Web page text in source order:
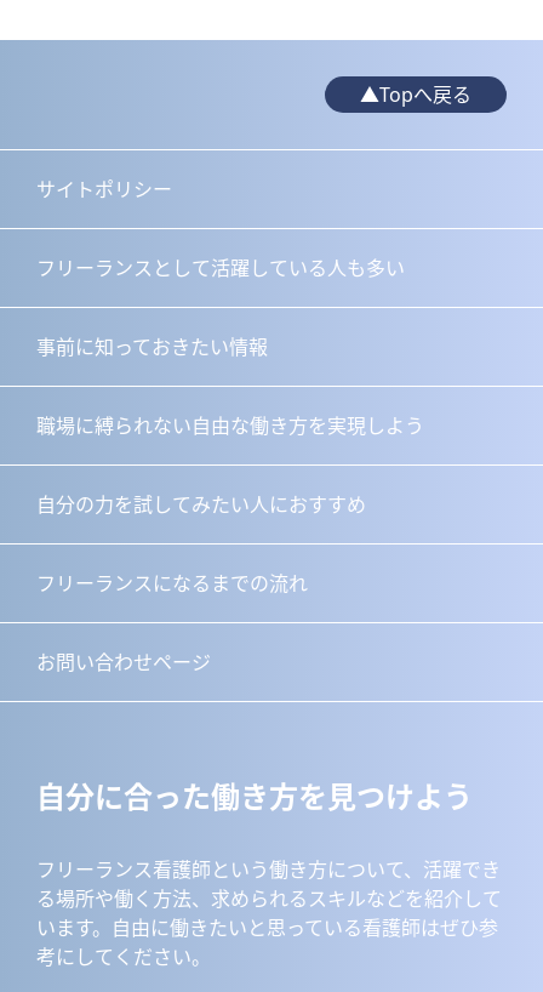
▲Topへ戻る
サイトポリシー
フリーランスとして活躍している人も多い
事前に知っておきたい情報
職場に縛られない自由な働き方を実現しよう
自分の力を試してみたい人におすすめ
フリーランスになるまでの流れ
お問い合わせページ
自分に合った働き方を見つけよう
フリーランス看護師という働き方について、活躍でき
る場所や働く方法、求められるスキルなどを紹介して
います。自由に働きたいと思っている看護師はぜひ参
考にしてください。